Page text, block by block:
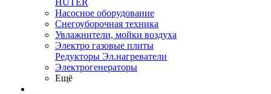
HUTER
Насосное оборудование
Снегоуборочная техника
Увлажнители, мойки воздуха
Электро газовые плиты
Редукторы Эл.нагреватели
Электрогенераторы
Ещё